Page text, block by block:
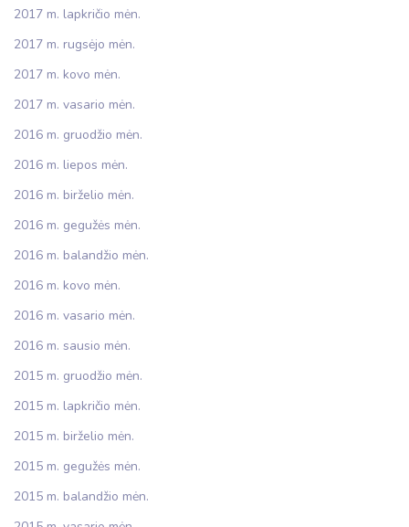
2017 m. lapkričio mėn.
2017 m. rugsėjo mėn.
2017 m. kovo mėn.
2017 m. vasario mėn.
2016 m. gruodžio mėn.
2016 m. liepos mėn.
2016 m. birželio mėn.
2016 m. gegužės mėn.
2016 m. balandžio mėn.
2016 m. kovo mėn.
2016 m. vasario mėn.
2016 m. sausio mėn.
2015 m. gruodžio mėn.
2015 m. lapkričio mėn.
2015 m. birželio mėn.
2015 m. gegužės mėn.
2015 m. balandžio mėn.